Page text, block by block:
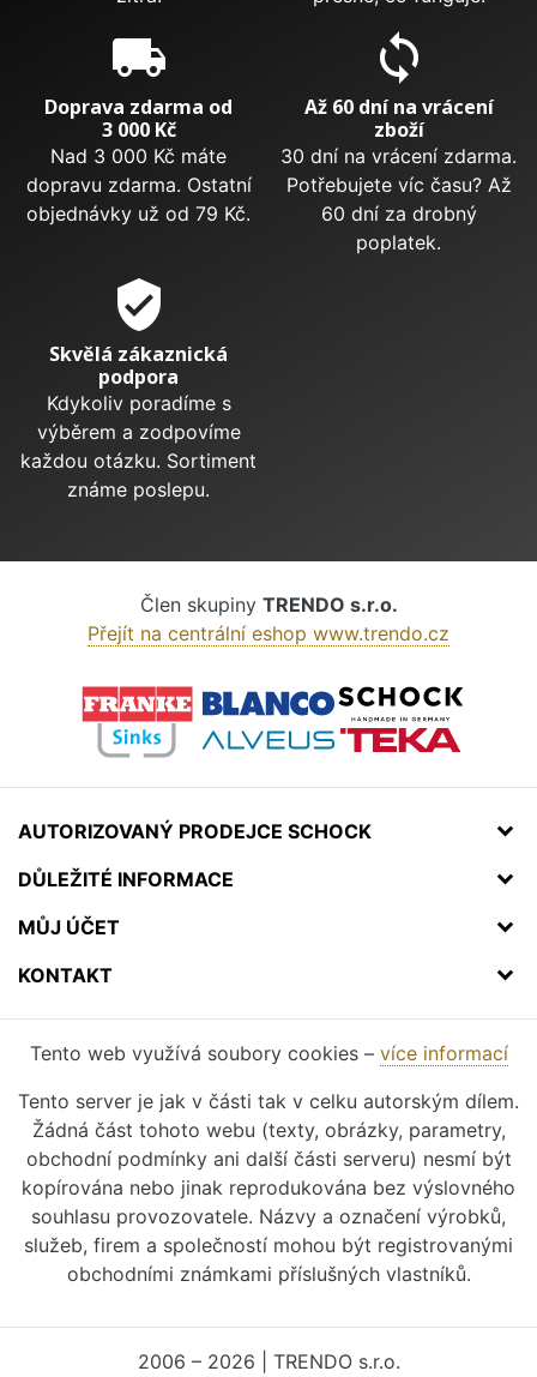
local_shipping
Doprava zdarma od
3 000 Kč
Nad 3 000 Kč máte
dopravu zdarma. Ostatní
objednávky už od 79 Kč.
sync
Až 60 dní na vrácení
zboží
30 dní na vrácení zdarma.
Potřebujete víc času? Až
60 dní za drobný
poplatek.
verified_user
Skvělá zákaznická
podpora
Kdykoliv poradíme s
výběrem a zodpovíme
každou otázku. Sortiment
známe poslepu.
Člen skupiny TRENDO s.r.o.
Přejít na centrální eshop www.trendo.cz
AUTORIZOVANÝ PRODEJCE SCHOCK
DŮLEŽITÉ INFORMACE
MŮJ ÚČET
KONTAKT
Tento web využívá soubory cookies – více informací
Tento server je jak v části tak v celku autorským dílem.
Žádná část tohoto webu (texty, obrázky, parametry,
obchodní podmínky ani další části serveru) nesmí být
kopírována nebo jinak reprodukována bez výslovného
souhlasu provozovatele. Názvy a označení výrobků,
služeb, firem a společností mohou být registrovanými
obchodními známkami příslušných vlastníků.
2006 – 2026 | TRENDO s.r.o.